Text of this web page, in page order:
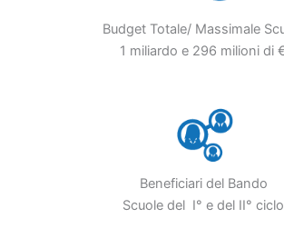
Budget Totale/ Massimale
1 miliardo e 296 milioni di
Beneficiari del Bando
Scuole del I° e del II° ciclo